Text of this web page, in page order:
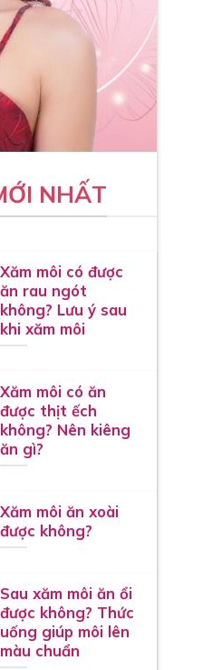
NHẤT
Xăm môi có được
ăn rau ngót
không? Lưu ý sau
khi xăm môi
Xăm môi có ăn
được thịt ếch
không? Nên kiêng
ăn gì?
Xăm môi ăn xoài
được không?
Sau xăm môi ăn ổi
được không? Thức
uống giúp môi lên
màu chuẩn